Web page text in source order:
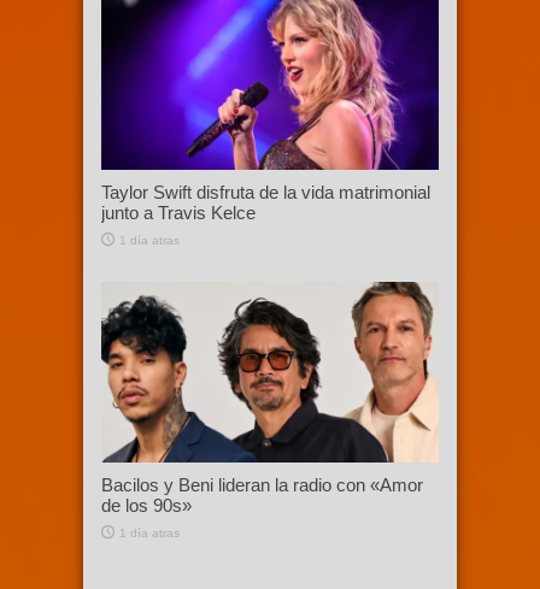
Taylor Swift disfruta de la vida matrimonial
junto a Travis Kelce
1 día atras
Bacilos y Beni lideran la radio con «Amor
de los 90s»
1 día atras